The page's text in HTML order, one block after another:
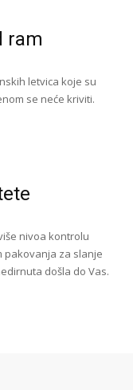
ram
letvica koje su
se neće kriviti.
nivoa kontrolu
pakovanja za slanje
došla do Vas.